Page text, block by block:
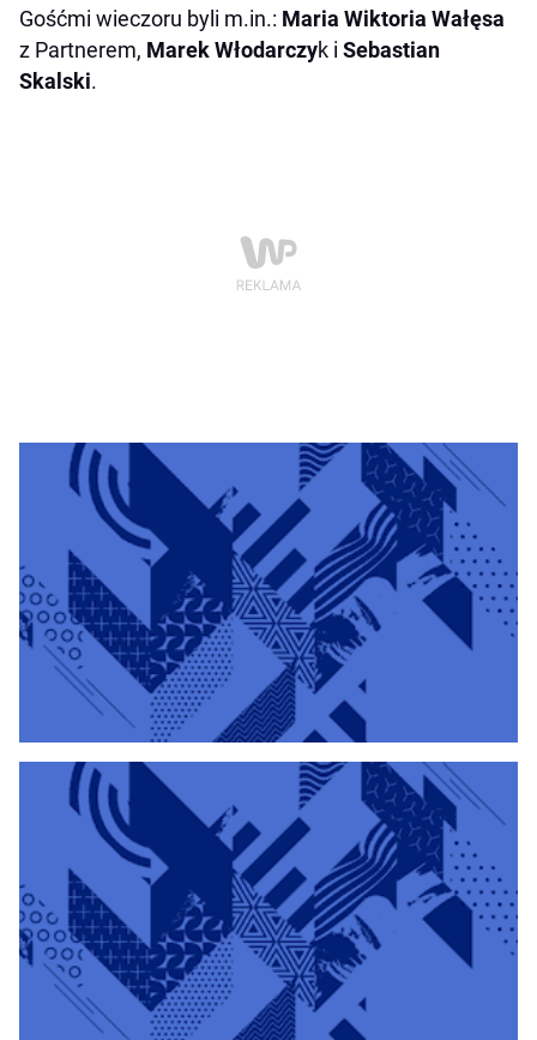
Gośćmi wieczoru byli m.in.: Maria Wiktoria Wałęsa
z Partnerem, Marek Włodarczyk i Sebastian
Skalski.